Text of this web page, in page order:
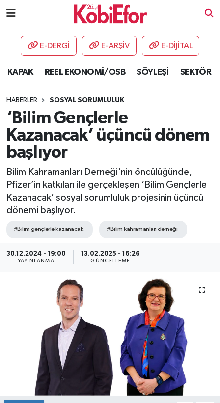
E-DERGİ E-ARŞİV E-DİJİTAL
KAPAK REEL EKONOMİ/OSB SÖYLEŞİ SEKTÖR
HABERLER SOSYAL SORUMLULUK
‘Bilim Gençlerle
Kazanacak’ üçüncü dönem
başlıyor
Bilim Kahramanları Derneği'nin öncülüğünde,
Pfizer’in katkıları ile gerçekleşen ‘Bilim Gençlerle
Kazanacak’ sosyal sorumluluk projesinin üçüncü
dönemi başlıyor.
#Bilim gençlerle kazanacak #Bilim kahramanları derneği
30.12.2024 - 19:00
YAYINLANMA
13.02.2025 - 16:26
GÜNCELLEME
AKADEMİ
DESTEK-TEŞVİK
ETKİNLİK
GÜNCEL
HABERLER
KAPAK
OSB
ŞİRKET PANO
SÖYLEŞİ
YAŞAM